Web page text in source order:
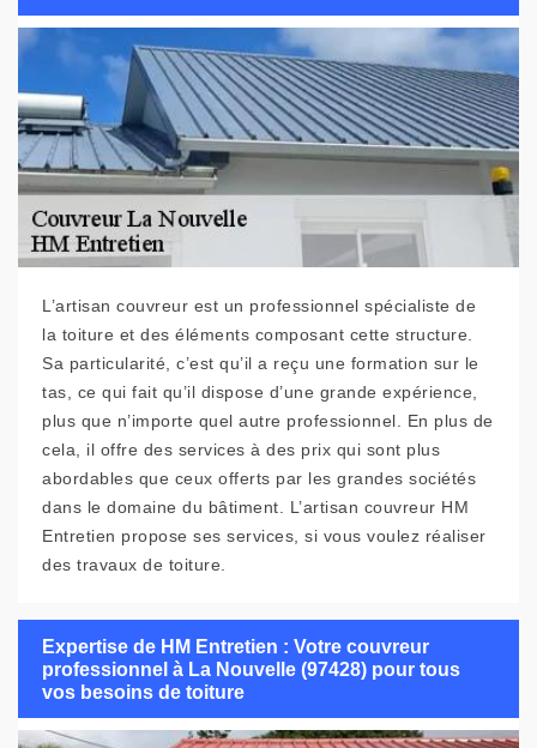
L’artisan couvreur est un professionnel spécialiste de
la toiture et des éléments composant cette structure.
Sa particularité, c’est qu’il a reçu une formation sur le
tas, ce qui fait qu’il dispose d’une grande expérience,
plus que n’importe quel autre professionnel. En plus de
cela, il offre des services à des prix qui sont plus
abordables que ceux offerts par les grandes sociétés
dans le domaine du bâtiment. L’artisan couvreur HM
Entretien propose ses services, si vous voulez réaliser
des travaux de toiture.
Expertise de HM Entretien : Votre couvreur
professionnel à La Nouvelle (97428) pour tous
vos besoins de toiture